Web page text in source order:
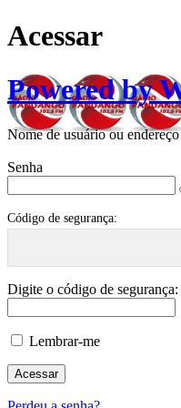
Acessar
Powered by
Nome de usuário ou
Senha
Código de segurança:
Digite o código de segurança:
Lembrar-me